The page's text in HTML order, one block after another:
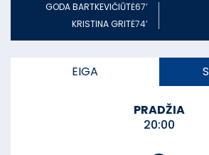
GODA BARTKEVIČIŪTĖ67’
KRISTINA GRITĖ74’
EIGA
PRADŽIA
20:00